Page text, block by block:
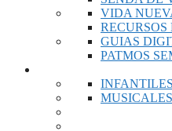
VIDA
GUIAS
PATMOS
INFANTILES
MUSICALES